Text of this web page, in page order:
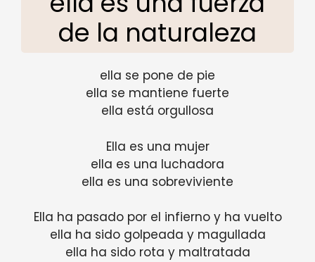
de la naturaleza
ella se pone de pie
ella se mantiene fuerte
ella está orgullosa
Ella es una mujer
ella es una luchadora
ella es una sobreviviente
Ella ha pasado por el infierno y ha vuelto
ella ha sido golpeada y magullada
ella ha sido rota y maltratada